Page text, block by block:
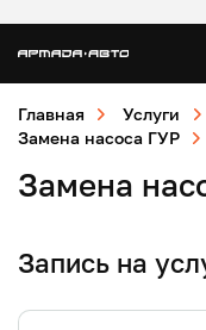
Главная Услуги
Замена насоса ГУР
Замена
Запись на